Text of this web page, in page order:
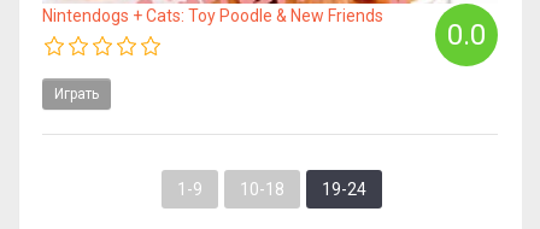
0.0
Nintendogs + Cats: Toy Poodle & New Friends
Играть
1-9 10-18 19-24